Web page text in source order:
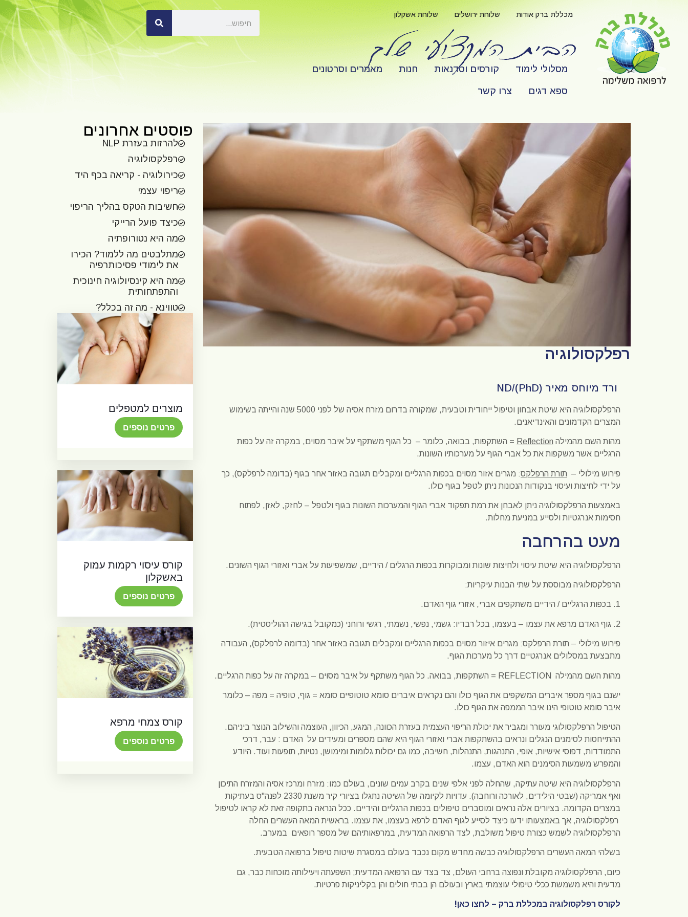
מכללת ברק אודות שלוחת ירושלים שלוחת אשקלון
מסלולי לימוד קורסים וסדנאות חנות מאמרים וסרטונים
ספא דגים צרו קשר
רפלקסולוגיה
ורד מיוחס מאיר (ND/(PhD
הרפלקסולוגיה היא שיטת אבחון וטיפול ייחודית וטבעית, שמקורה בדרום מזרח אסיה של לפני 5000 שנה והייתה בשימוש
המצרים הקדמונים והאינדיאנים.
מהות השם מהמילה Reflection = השתקפות, בבואה, כלומר – כל הגוף משתקף על איבר מסוים, במקרה זה על כפות
הרגליים אשר משקפות את כל אברי הגוף על מערכותיו השונות.
פירוש מילולי – תורת הרפלקס: מגרים אזור מסוים בכפות הרגליים ומקבלים תגובה באזור אחר בגוף (בדומה לרפלקס), כך
על ידי לחיצות ועיסוי בנקודות הנכונות ניתן לטפל בגוף כולו.
באמצעות הרפלקסולוגיה ניתן לאבחן את רמת תפקוד אברי הגוף והמערכות השונות בגוף ולטפל – לחזק, לאזן, לפתוח
חסימות אנרגטיות ולסייע במניעת מחלות.
מעט בהרחבה
הרפלקסולוגיה היא שיטת עיסוי ולחיצות שונות ומבוקרות בכפות הרגלים / הידיים, שמשפיעות על אברי ואזורי הגוף השונים.
הרפלקסולוגיה מבוססת על שתי הבנות עיקריות:
1. בכפות הרגליים / הידיים משתקפים אברי, אזורי גוף האדם.
2. גוף האדם מרפא את עצמו – בעצמו, בכל רבדיו: גשמי, נפשי, נשמתי, רגשי ורוחני (כמקובל בגישה ההוליסטית).
פירוש מילולי – תורת הרפלקס: מגרים איזור מסוים בכפות הרגליים ומקבלים תגובה באזור אחר (בדומה לרפלקס), העבודה
מתבצעת במסלולים אנרגטיים דרך כל מערכות הגוף.
מהות השם מהמילה REFLECTION = השתקפות, בבואה. כל הגוף משתקף על איבר מסוים – במקרה זה על כפות הרגליים.
ישנם בגוף מספר איברים המשקפים את הגוף כולו והם נקראים איברים סומא טוטופיים סומא = גוף, טופיה = מפה – כלומר
איבר סומא טוטופי הינו איבר הממפה את הגוף כולו.
הטיפול הרפלקסולוגי מעורר ומגביר את יכולת הריפוי העצמית בעזרת הכוונה, המגע, הכיוון, העוצמה והשילוב הנוצר ביניהם.
ההתייחסות לסימנים הנגלים ונראים בהשתקפות אברי ואזורי הגוף היא שהם מספרים ומעידים על האדם : עבר, דרכי
התמודדות, דפוסי אישיות, אופי, התנהגות, התנהלות, חשיבה, כמו גם יכולות גלומות ומימושן, נטיות, תופעות ועוד. היודע
והמפרש משמעות הסימנים הוא האדם, עצמו.
הרפלקסולוגיה היא שיטה עתיקה, שהחלה לפני אלפי שנים בקרב עמים שונים, בעולם כמו: מזרח ומרכז אסיה והמזרח התיכון
ואף אמריקה (שבטי הילידים, לאורכה ורוחבה). עדויות לקיומה של השיטה נתגלו בציורי קיר משנת 2330 לפנה"ס בעתיקות
במצרים הקדומה. בציורים אלה נראים ומוסברים טיפולים בכפות הרגליים והידיים. ככל הנראה בתקופה זאת לא קראו לטיפול
רפלקסולוגיה, אך באמצעותו ידעו כיצד לסייע לגוף האדם לרפא בעצמו, את עצמו. בראשית המאה העשרים החלה
הרפלקסולוגיה לשמש כצורת טיפול משולבת, לצד הרפואה המדעית, במרפאותיהם של מספר רופאים במערב.
בשלהי המאה העשרים הרפלקסולוגיה כבשה מחדש מקום נכבד בעולם במסגרת שיטות טיפול ברפואה הטבעית.
כיום, הרפלקסולוגיה מקובלת ונפוצה ברחבי העולם, צד בצד עם הרפואה המדעית; השפעתה ויעילותה מוכחות כבר, גם
מדעית והיא משמשת ככלי טיפולי עוצמתי בארץ ובעולם הן בבתי חולים והן בקליניקות פרטיות.
לקורס רפלקסולוגיה במכללת ברק – לחצו כאן!
פוסטים אחרונים
להרזות בעזרת NLP
רפלקסולוגיה
כירולוגיה - קריאה בכף היד
ריפוי עצמי
חשיבות הטקס בהליך הריפוי
כיצד פועל הרייקי
מה היא נטורופתיה
מתלבטים מה ללמוד? הכירו
את לימודי פסיכותרפיה
מה היא קינסיולוגיה חינוכית
והתפתחותית
טווינא - מה זה בכלל?
מוצרים למטפלים
פרטים נוספים
קורס עיסוי רקמות עמוק
באשקלון
פרטים נוספים
קורס צמחי מרפא
פרטים נוספים